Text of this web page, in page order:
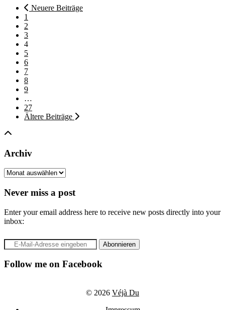
Neuere Beiträge
1
2
3
4
5
6
7
8
9
…
27
Ältere Beiträge
Archiv
Archiv
Never miss a post
Enter your email address here to receive new posts directly into your
inbox:
Follow me on Facebook
© 2026 Véjà Du